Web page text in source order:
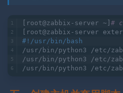
[root@zabbix-server ~] #
[root@zabbix-server
#!/usr/bin/bash
/usr/bin/python3 /etc/
/usr/bin/python3 /etc/